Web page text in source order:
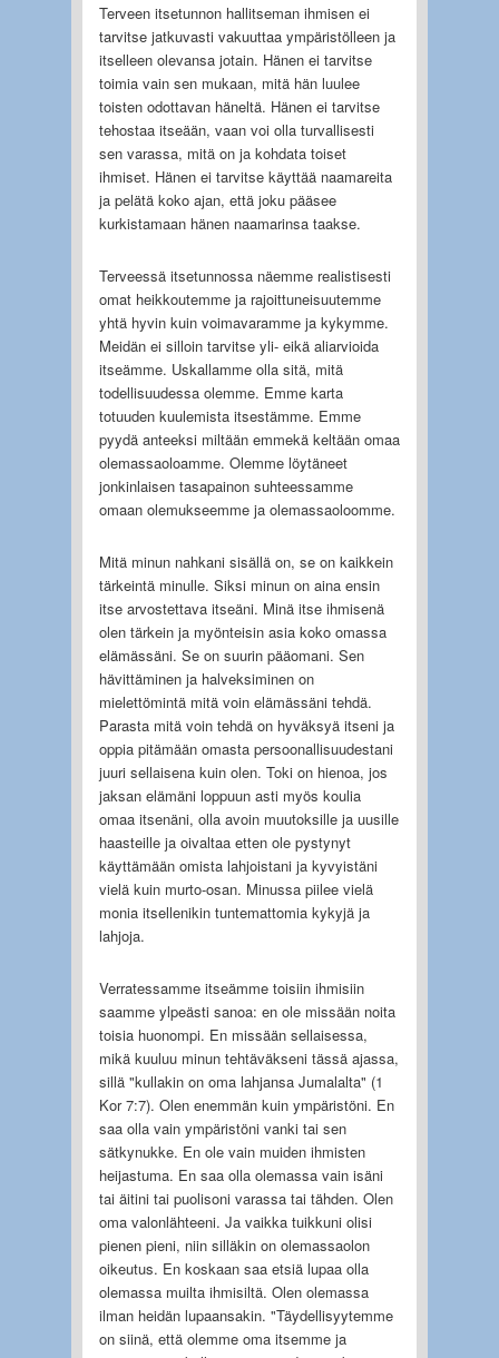
Terveen itsetunnon hallitseman ihmisen ei
tarvitse jatkuvasti vakuuttaa ympäristölleen ja
itselleen olevansa jotain. Hänen ei tarvitse
toimia vain sen mukaan, mitä hän luulee
toisten odottavan häneltä. Hänen ei tarvitse
tehostaa itseään, vaan voi olla turvallisesti
sen varassa, mitä on ja kohdata toiset
ihmiset. Hänen ei tarvitse käyttää naamareita
ja pelätä koko ajan, että joku pääsee
kurkistamaan hänen naamarinsa taakse.
Terveessä itsetunnossa näemme realistisesti
omat heikkoutemme ja rajoittuneisuutemme
yhtä hyvin kuin voimavaramme ja kykymme.
Meidän ei silloin tarvitse yli- eikä aliarvioida
itseämme. Uskallamme olla sitä, mitä
todellisuudessa olemme. Emme karta
totuuden kuulemista itsestämme. Emme
pyydä anteeksi miltään emmekä keltään omaa
olemassaoloamme. Olemme löytäneet
jonkinlaisen tasapainon suhteessamme
omaan olemukseemme ja olemassaoloomme.
Mitä minun nahkani sisällä on, se on kaikkein
tärkeintä minulle. Siksi minun on aina ensin
itse arvostettava itseäni. Minä itse ihmisenä
olen tärkein ja myönteisin asia koko omassa
elämässäni. Se on suurin pääomani. Sen
hävittäminen ja halveksiminen on
mielettömintä mitä voin elämässäni tehdä.
Parasta mitä voin tehdä on hyväksyä itseni ja
oppia pitämään omasta persoonallisuudestani
juuri sellaisena kuin olen. Toki on hienoa, jos
jaksan elämäni loppuun asti myös koulia
omaa itsenäni, olla avoin muutoksille ja uusille
haasteille ja oivaltaa etten ole pystynyt
käyttämään omista lahjoistani ja kyvyistäni
vielä kuin murto-osan. Minussa piilee vielä
monia itsellenikin tuntemattomia kykyjä ja
lahjoja.
Verratessamme itseämme toisiin ihmisiin
saamme ylpeästi sanoa: en ole missään noita
toisia huonompi. En missään sellaisessa,
mikä kuuluu minun tehtäväkseni tässä ajassa,
sillä "kullakin on oma lahjansa Jumalalta" (1
Kor 7:7). Olen enemmän kuin ympäristöni. En
saa olla vain ympäristöni vanki tai sen
sätkynukke. En ole vain muiden ihmisten
heijastuma. En saa olla olemassa vain isäni
tai äitini tai puolisoni varassa tai tähden. Olen
oma valonlähteeni. Ja vaikka tuikkuni olisi
pienen pieni, niin silläkin on olemassaolon
oikeutus. En koskaan saa etsiä lupaa olla
olemassa muilta ihmisiltä. Olen olemassa
ilman heidän lupaansakin. "Täydellisyytemme
on siinä, että olemme oma itsemme ja